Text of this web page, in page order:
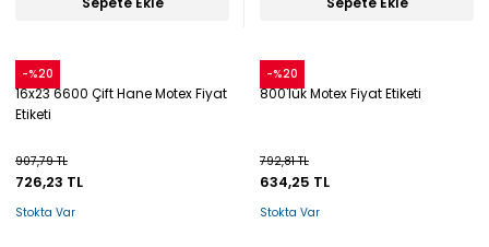
-%20
Snow
16x23 6600 Çift Hane Motex Fiyat
Etiketi
907,79 TL
726,23 TL
Stokta Var
-%20
Snow
800'lük Motex Fiyat Etiketi
792,81 TL
634,25 TL
Stokta Var